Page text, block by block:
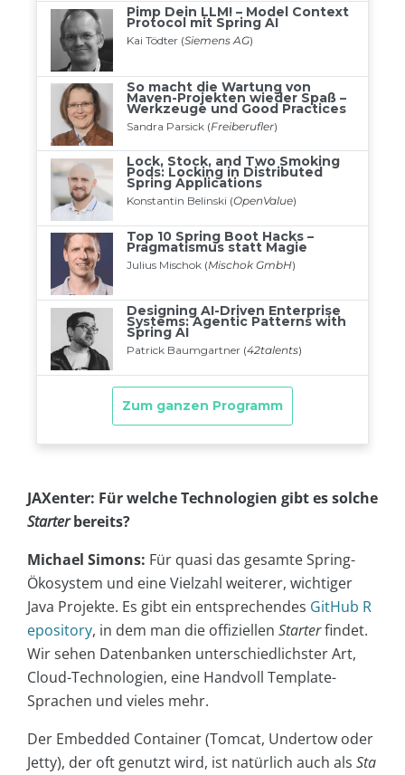
JAXenter: Für welche Technologien gibt es solche
Starterbereits?
Michael Simons: Für quasi das gesamte Spring-
Ökosystem und eine Vielzahl weiterer, wichtiger
Java Projekte. Es gibt ein entsprechendes GitHub R
epository, in dem man die offiziellen Starterfindet.
Wir sehen Datenbanken unterschiedlichster Art,
Cloud-Technologien, eine Handvoll Template-
Sprachen und vieles mehr.
Der Embedded Container (Tomcat, Undertow oder
Jetty), der oft genutzt wird, ist natürlich auch als Sta